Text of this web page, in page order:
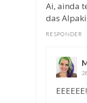
Ai, ainda
das
RESPONDER